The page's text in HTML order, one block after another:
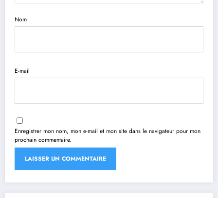
Nom
E-mail
Enregistrer mon nom, mon e-mail et mon site dans le navigateur pour mon
prochain commentaire.